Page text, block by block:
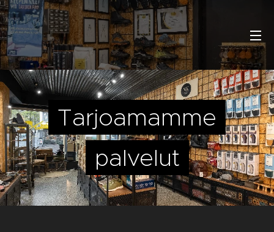
Tarjoamamme
palvelut